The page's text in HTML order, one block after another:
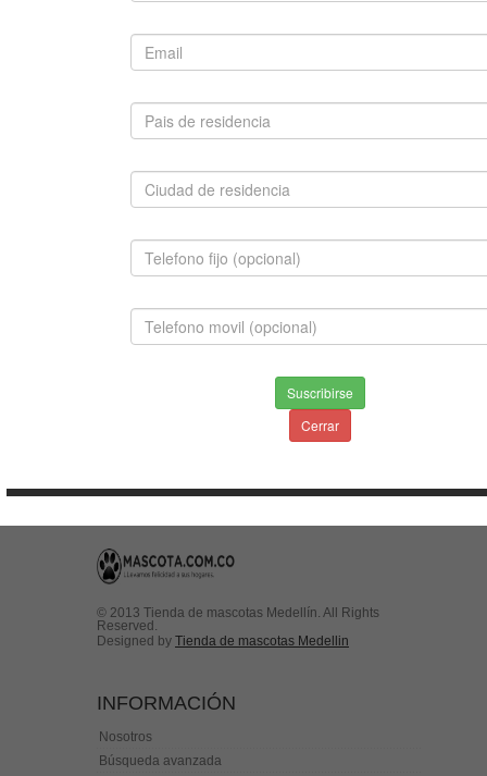
$1,500,000.00
INFORMACION
© 2013 Tienda de mascotas Medellín. All Rights
Reserved.
Designed by Tienda de mascotas Medellin
INFORMACIÓN
Nosotros
Búsqueda avanzada
Suscribirse
Cerrar